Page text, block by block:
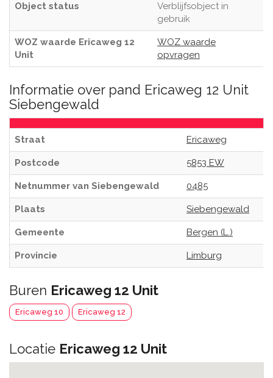
Object status
Verblijfsobject in
gebruik
WOZ waarde Ericaweg 12
Unit
WOZ waarde
opvragen
Informatie over pand Ericaweg 12 Unit
Siebengewald
Straat Ericaweg
Postcode 5853 EW
Netnummer van Siebengewald 0485
Plaats Siebengewald
Gemeente Bergen (L.)
Provincie Limburg
Buren Ericaweg 12 Unit
Ericaweg 10 Ericaweg 12
Locatie Ericaweg 12 Unit